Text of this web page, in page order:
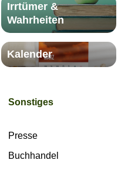
Irrtümer &
Wahrheiten
Kalender
Sonstiges
Presse
Buchhandel